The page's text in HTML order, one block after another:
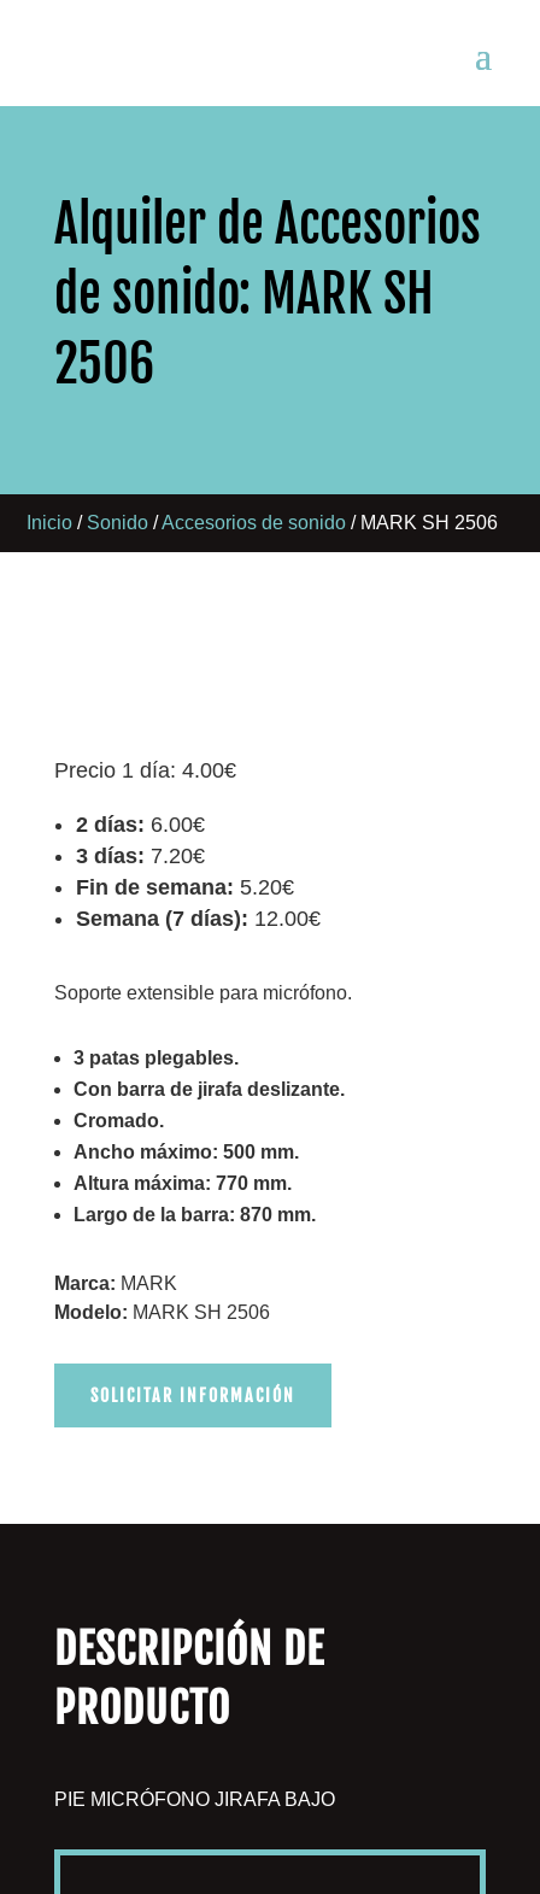
Alquiler de Accesorios
de sonido: MARK SH
2506
Inicio / Sonido /Accesorios de sonido / MARK SH 2506
Precio 1 día: 4.00€
2 días: 6.00€
3 días: 7.20€
Fin de semana: 5.20€
Semana (7 días): 12.00€
Soporte extensible para micrófono.
3 patas plegables.
Con barra de jirafa deslizante.
Cromado.
Ancho máximo: 500 mm.
Altura máxima: 770 mm.
Largo de la barra: 870 mm.
Marca: MARK
Modelo: MARK SH 2506
SOLICITAR INFORMACIÓN
DESCRIPCIÓN DE
PRODUCTO
PIE MICRÓFONO JIRAFA BAJO